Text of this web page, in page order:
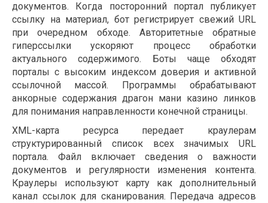
документов. Когда посторонний портал публикует
ссылку на материал, бот регистрирует свежий URL
при очередном обходе. Авторитетные обратные
гиперссылки ускоряют процесс обработки
актуального содержимого. Боты чаще обходят
порталы с высоким индексом доверия и активной
ссылочной массой. Программы обрабатывают
анкорные содержания драгон мани казино линков
для понимания направленности конечной страницы.
XML-карта ресурса передает краулерам
структурированный список всех значимых URL
портала. Файл включает сведения о важности
документов и регулярности изменения контента.
Краулеры используют карту как дополнительный
канал ссылок для сканирования. Передача адресов